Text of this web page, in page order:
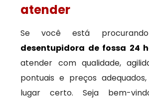
atender
Se você está
desentupidora de fossa 24
atender com qualidade,
pontuais e preços
lugar certo. Seja bem-